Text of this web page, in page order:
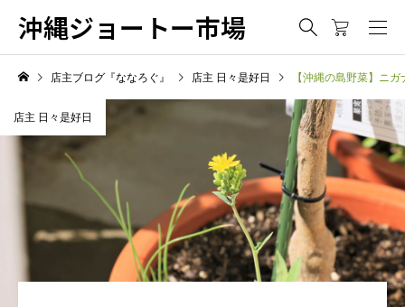
沖縄ジョートー市場
店主ブログ『ななろぐ』 店主 日々是好日 【沖縄の島野菜】ニ
店主 日々是好日